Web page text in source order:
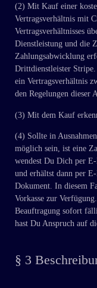
(2) Mit Kauf einer
Vertragsverhältnis mit
Vertragsverhältnisses
Dienstleistung und die
Zahlungsabwicklung
Drittdienstleister
ein Vertragsverhältnis
den Regelungen dieser
(3) Mit dem Kauf
(4) Sollte in
möglich sein, ist eine
wendest Du Dich per
und erhältst dann per
Dokument. In diesem
Vorkasse zur
Beauftragung sofort
hast Du Anspruch auf
§ 3